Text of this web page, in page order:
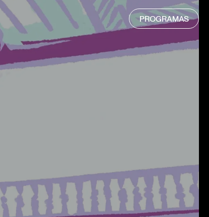
PROGRAMAS